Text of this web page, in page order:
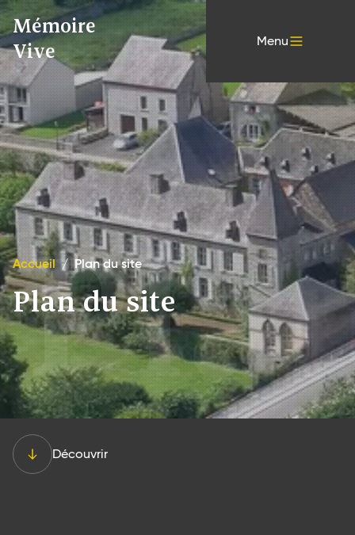
Mémoire
Vive
Menu
Accueil / Plan du site
Plan du site
Découvrir